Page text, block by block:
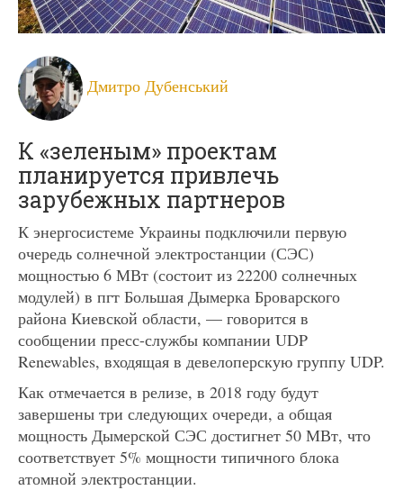
Дмитро Дубенський
К «зеленым» проектам
планируется привлечь
зарубежных партнеров
К энергосистеме Украины подключили первую
очередь солнечной электростанции (СЭС)
мощностью 6 МВт (состоит из 22200 солнечных
модулей) в пгт Большая Дымерка Броварского
района Киевской области, — говорится в
сообщении пресс-службы компании UDP
Renewables, входящая в девелоперскую группу UDP.
Как отмечается в релизе, в 2018 году будут
завершены три следующих очереди, а общая
мощность Дымерской СЭС достигнет 50 МВт, что
соответствует 5% мощности типичного блока
атомной электростанции.